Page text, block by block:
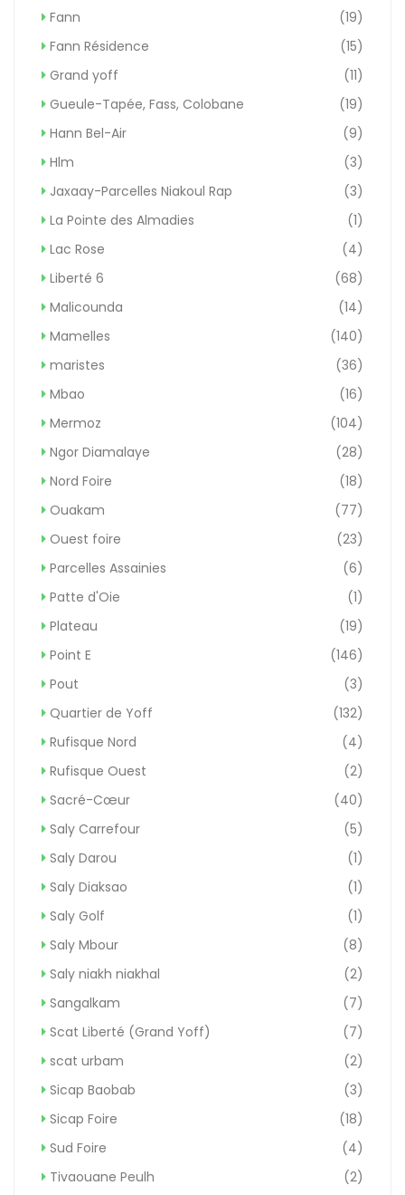
Fann
(19)
Fann Résidence
(15)
Grand yoff
(11)
Gueule-Tapée, Fass, Colobane
(19)
Hann Bel-Air
(9)
Hlm
(3)
Jaxaay-Parcelles Niakoul Rap
(3)
La Pointe des Almadies
(1)
Lac Rose
(4)
Liberté 6
(68)
Malicounda
(14)
Mamelles
(140)
maristes
(36)
Mbao
(16)
Mermoz
(104)
Ngor Diamalaye
(28)
Nord Foire
(18)
Ouakam
(77)
Ouest foire
(23)
Parcelles Assainies
(6)
Patte d'Oie
(1)
Plateau
(19)
Point E
(146)
Pout
(3)
Quartier de Yoff
(132)
Rufisque Nord
(4)
Rufisque Ouest
(2)
Sacré-Cœur
(40)
Saly Carrefour
(5)
Saly Darou
(1)
Saly Diaksao
(1)
Saly Golf
(1)
Saly Mbour
(8)
Saly niakh niakhal
(2)
Sangalkam
(7)
Scat Liberté (Grand Yoff)
(7)
scat urbam
(2)
Sicap Baobab
(3)
Sicap Foire
(18)
Sud Foire
(4)
Tivaouane Peulh
(2)